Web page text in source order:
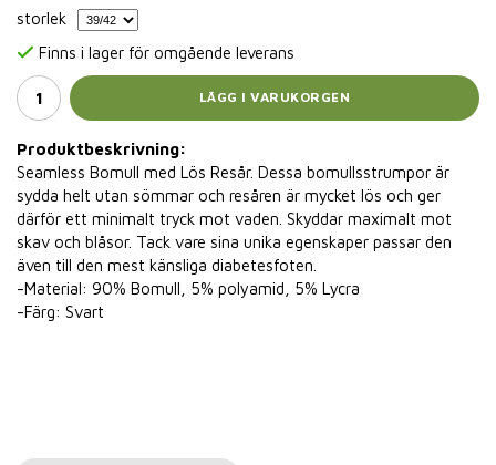
storlek
Finns i lager för omgående leverans
LÄGG I VARUKORGEN
Produktbeskrivning:
Seamless Bomull med Lös Resår. Dessa bomullsstrumpor är
sydda helt utan sömmar och resåren är mycket lös och ger
därför ett minimalt tryck mot vaden. Skyddar maximalt mot
skav och blåsor. Tack vare sina unika egenskaper passar den
även till den mest känsliga diabetesfoten.
-Material: 90% Bomull, 5% polyamid, 5% Lycra
-Färg: Svart